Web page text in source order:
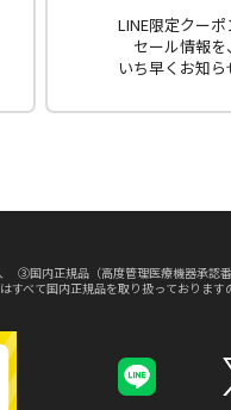
LINE限定クーポ
セール情報を、
いち早くお知
国内正規品（高度管理医療機器承認
べて国内正規品を取り扱っております